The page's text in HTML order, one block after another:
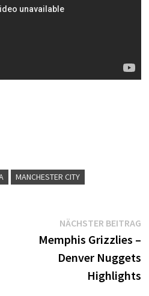
MANCHESTER CITY
NÄCHSTER BEITRAG
Memphis Grizzlies –
Denver Nuggets
Highlights